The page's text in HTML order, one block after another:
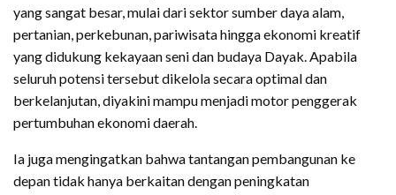
yang sangat besar, mulai dari sektor sumber daya alam,
pertanian, perkebunan, pariwisata hingga ekonomi kreatif
yang didukung kekayaan seni dan budaya Dayak. Apabila
seluruh potensi tersebut dikelola secara optimal dan
berkelanjutan, diyakini mampu menjadi motor penggerak
pertumbuhan ekonomi daerah.
Ia juga mengingatkan bahwa tantangan pembangunan ke
depan tidak hanya berkaitan dengan peningkatan